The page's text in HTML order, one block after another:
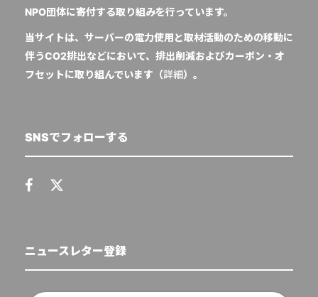
NPO団体に寄付する取り組みを行っています。
当サイトは、サーバーの電力使用と取材活動のための移動に
伴うCO2排出などにおいて、排出削減およびカーボン・オ
フセットに取り組んでいます（詳細）。
SNSでフォローする
ニュースレター登録